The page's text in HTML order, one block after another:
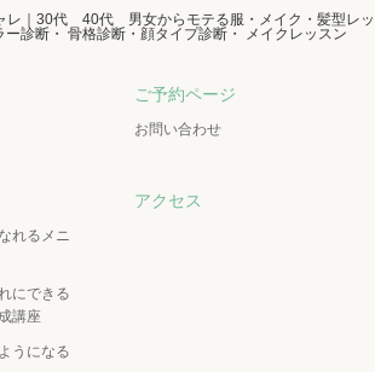
レ｜30代 40代 男女からモテる服・メイク・髪型レッ
ー診断・ 骨格診断・顔タイプ診断・ メイクレッスン
ご予約ページ
お問い合わせ
れるメニ
にできる
講座
うになる
アクセス